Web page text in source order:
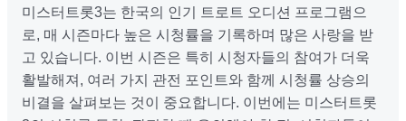
미스터트롯3는 한국의 인기 트로트 오디션 프로그램으
로, 매 시즌마다 높은 시청률을 기록하며 많은 사랑을 받
고 있습니다. 이번 시즌은 특히 시청자들의 참여가 더욱
활발해져, 여러 가지 관전 포인트와 함께 시청률 상승의
비결을 살펴보는 것이 중요합니다. 이번에는 미스터트롯
롯
3
시
청
률